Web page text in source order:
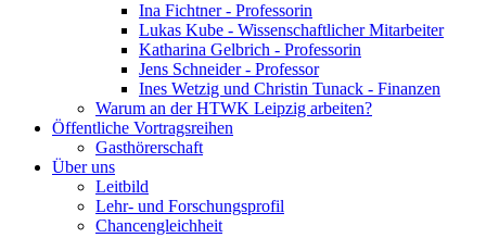
Ina Fichtner - Professorin
Lukas Kube - Wissenschaftlicher Mitarbeiter
Katharina Gelbrich - Professorin
Jens Schneider - Professor
Ines Wetzig und Christin Tunack - Finanzen
Warum an der HTWK Leipzig arbeiten?
Öffentliche Vortragsreihen
Gasthörerschaft
Über uns
Leitbild
Lehr- und Forschungsprofil
Chancengleichheit